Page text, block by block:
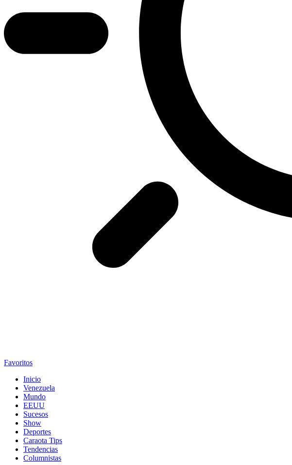
Favoritos
Inicio
Venezuela
Mundo
EEUU
Sucesos
Show
Deportes
Caraota Tips
Tendencias
Columnistas